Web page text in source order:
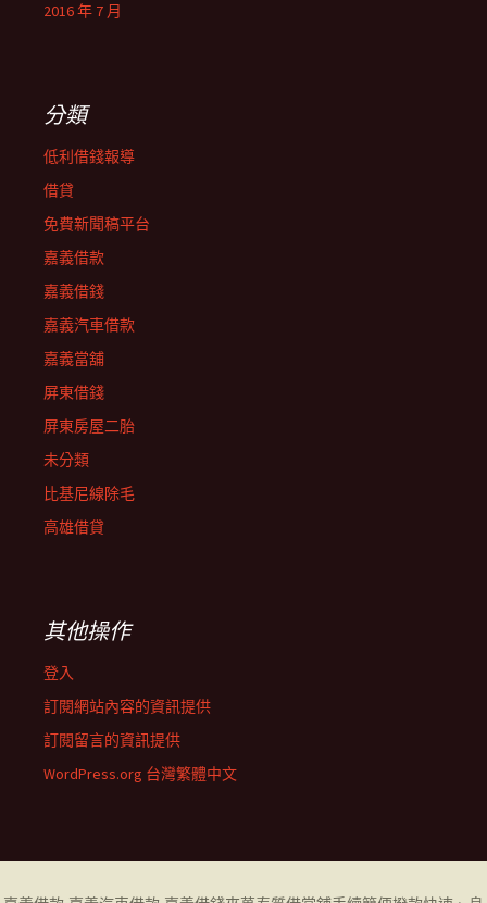
2016 年 7 月
分類
低利借錢報導
借貸
免費新聞稿平台
嘉義借款
嘉義借錢
嘉義汽車借款
嘉義當舖
屏東借錢
屏東房屋二胎
未分類
比基尼線除毛
高雄借貸
其他操作
登入
訂閱網站內容的資訊提供
訂閱留言的資訊提供
WordPress.org 台灣繁體中文